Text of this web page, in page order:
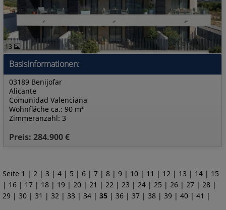
13
Basisinformationen:
03189 Benijofar
Alicante
Comunidad Valenciana
Preis: 284.900 €
Wohnfläche ca.: 90 m²
Zimmeranzahl: 3
Seite 1 | 2 | 3 | 4 | 5 | 6 | 7 | 8 | 9 | 10 | 11 | 12 | 13 | 14 | 15
| 16 | 17 | 18 | 19 | 20 | 21 | 22 | 23 | 24 | 25 | 26 | 27 | 28 |
29 | 30 | 31 | 32 | 33 | 34 | 35 | 36 | 37 | 38 | 39 | 40 | 41 |